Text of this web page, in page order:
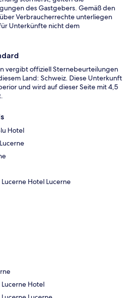
des Gastgebers. Gemäß den
Verbraucherrechte unterliegen
Unterkünfte nicht dem
vergibt offiziell Sternebeurteilungen
Land: Schweiz. Diese Unterkunft
und wird auf dieser Seite mit 4,5
Hotel
Hotel Lucerne
Lucerne Hotel